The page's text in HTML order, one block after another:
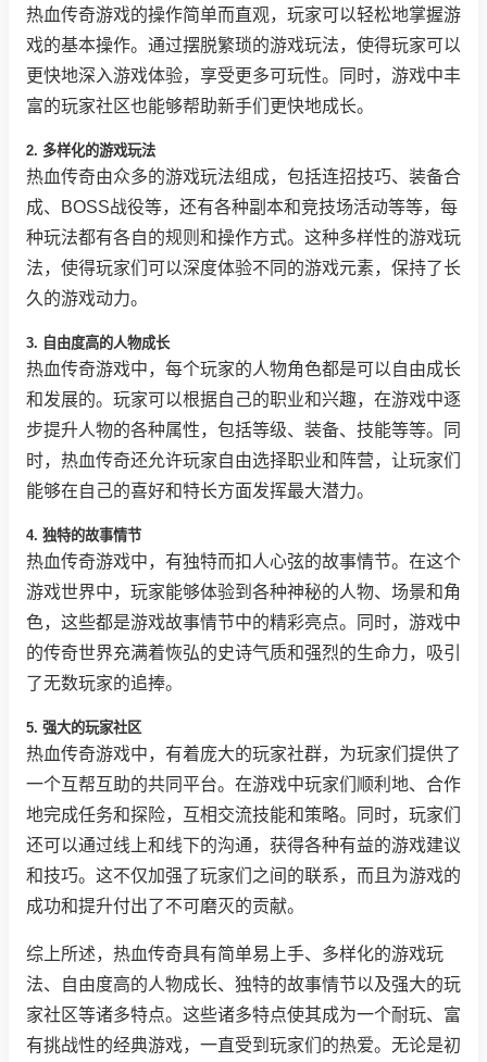
热血传奇游戏的操作简单而直观，玩家可以轻松地掌握游
戏的基本操作。通过摆脱繁琐的游戏玩法，使得玩家可以
更快地深入游戏体验，享受更多可玩性。同时，游戏中丰
富的玩家社区也能够帮助新手们更快地成长。
2. 多样化的游戏玩法
热血传奇由众多的游戏玩法组成，包括连招技巧、装备合
成、BOSS战役等，还有各种副本和竞技场活动等等，每
种玩法都有各自的规则和操作方式。这种多样性的游戏玩
法，使得玩家们可以深度体验不同的游戏元素，保持了长
久的游戏动力。
3. 自由度高的人物成长
热血传奇游戏中，每个玩家的人物角色都是可以自由成长
和发展的。玩家可以根据自己的职业和兴趣，在游戏中逐
步提升人物的各种属性，包括等级、装备、技能等等。同
时，热血传奇还允许玩家自由选择职业和阵营，让玩家们
能够在自己的喜好和特长方面发挥最大潜力。
4. 独特的故事情节
热血传奇游戏中，有独特而扣人心弦的故事情节。在这个
游戏世界中，玩家能够体验到各种神秘的人物、场景和角
色，这些都是游戏故事情节中的精彩亮点。同时，游戏中
的传奇世界充满着恢弘的史诗气质和强烈的生命力，吸引
了无数玩家的追捧。
5. 强大的玩家社区
热血传奇游戏中，有着庞大的玩家社群，为玩家们提供了
一个互帮互助的共同平台。在游戏中玩家们顺利地、合作
地完成任务和探险，互相交流技能和策略。同时，玩家们
还可以通过线上和线下的沟通，获得各种有益的游戏建议
和技巧。这不仅加强了玩家们之间的联系，而且为游戏的
成功和提升付出了不可磨灭的贡献。
综上所述，热血传奇具有简单易上手、多样化的游戏玩
法、自由度高的人物成长、独特的故事情节以及强大的玩
家社区等诸多特点。这些诸多特点使其成为一个耐玩、富
有挑战性的经典游戏，一直受到玩家们的热爱。无论是初